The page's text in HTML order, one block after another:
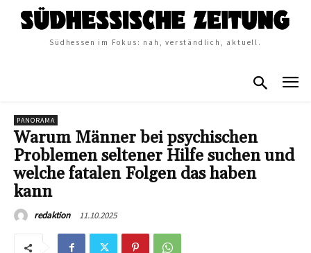
Südhessen im Fokus: nah, verständlich, aktuell.
PANORAMA
Warum Männer bei psychischen
Problemen seltener Hilfe suchen und
welche fatalen Folgen das haben
kann
redaktion 11.10.2025